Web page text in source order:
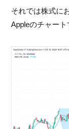
それでは株式に
Appleのチャート